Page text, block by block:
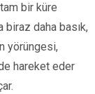
tam bir küre
daha basık,
yörüngesi,
hareket eder